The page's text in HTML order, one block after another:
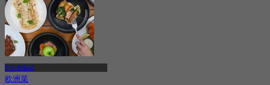
起฿ 622.5
BTS 奔集站
欧洲菜